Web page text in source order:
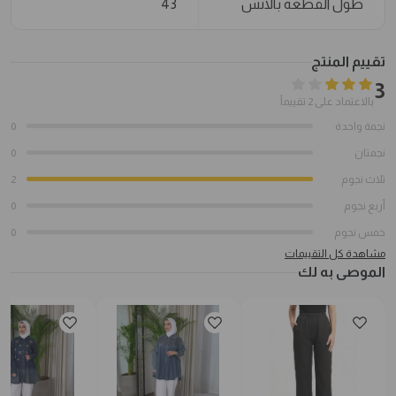
طول القطعة بالانش 43
تقييم المنتج
3بالاعتماد على 2 تقييماً
نجمة واحدة
0
نجمتان 0
ثلاث نجوم 2
أربع نجوم 0
خمس نجوم
0
مشاهدة كل التقييمات
الموصى به لك